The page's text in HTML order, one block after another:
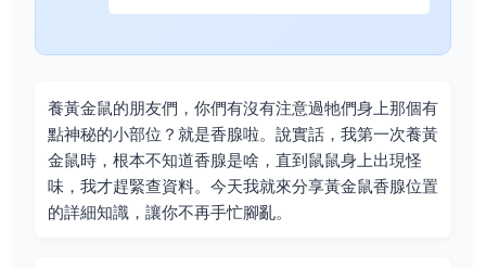
養黃金鼠的朋友們，你們有沒有注意過牠們身上那個有
點神秘的小部位？就是香腺啦。說實話，我第一次養黃
金鼠時，根本不知道香腺是啥，直到鼠鼠身上出現怪
味，我才趕緊查資料。今天我就來分享黃金鼠香腺位置
的詳細知識，讓你不再手忙腳亂。